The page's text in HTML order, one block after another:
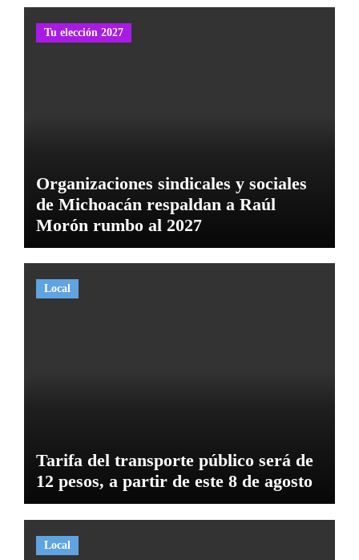
Tu elección 2027
Organizaciones sindicales y sociales
de Michoacán respaldan a Raúl
Morón rumbo al 2027
Local
Tarifa del transporte público será de
12 pesos, a partir de este 8 de agosto
Local